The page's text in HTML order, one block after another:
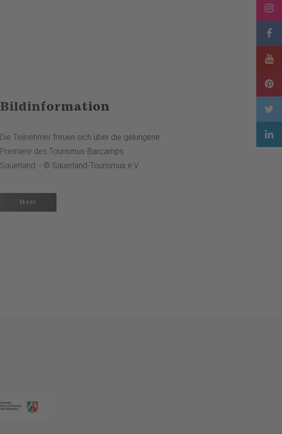
Bildinformation
Die Teilnehmer freuen sich über die gelungene
Premiere des Tourismus-Barcamps
Sauerland. - © Sauerland-Tourismus e.V.
Meer